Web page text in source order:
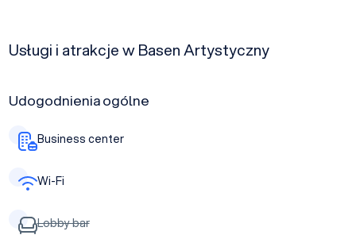
Usługi i atrakcje w Basen Artystyczny
Udogodnienia ogólne
Business center
Wi-Fi
Lobby bar